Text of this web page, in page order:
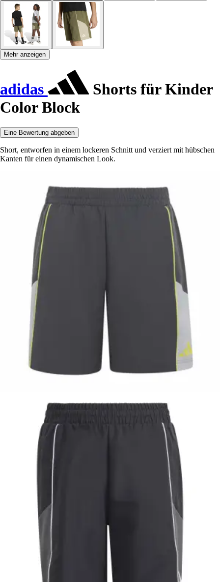
Mehr anzeigen
adidas
Shorts für Kinder
Color Block
Eine Bewertung abgeben
Short, entworfen in einem lockeren Schnitt und verziert mit hübschen
Kanten für einen dynamischen Look.